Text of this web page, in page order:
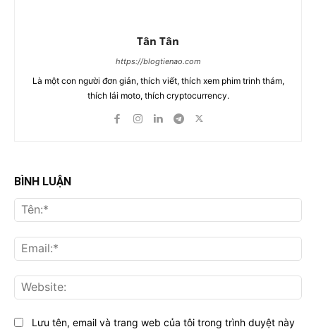
Tân Tân
https://blogtienao.com
Là một con người đơn giản, thích viết, thích xem phim trinh thám,
thích lái moto, thích cryptocurrency.
BÌNH LUẬN
Lưu tên, email và trang web của tôi trong trình duyệt này